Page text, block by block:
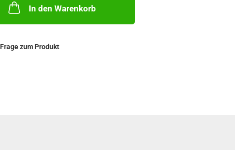
In den Warenkorb
Frage zum Produkt